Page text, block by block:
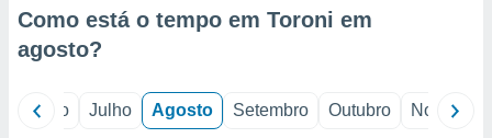
estudos
e
Como está o tempo em Toroni em
agosto?
Junho Julho Agosto Setembro Outubro Novembro